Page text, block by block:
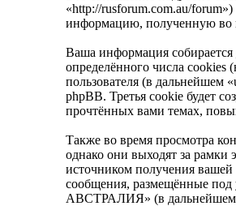
«http://rusforum.com.au/
информацию, полученную во
Ваша информация
определённого числа cookies
пользователя (в дальнейшем
phpBB. Третья cookie будет
прочтённых вами темах,
Также во время просмотра
однако они выходят за рамки
источником получения
сообщения, размещённые
АВСТРАЛИЯ» (в дальнейшем